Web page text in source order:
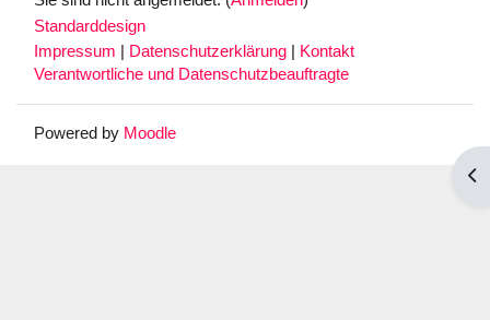
Standarddesign
Impressum
Datenschutzerklärung
Kontakt
Verantwortliche und Datenschutzbeauftragte
Powered by Moodle